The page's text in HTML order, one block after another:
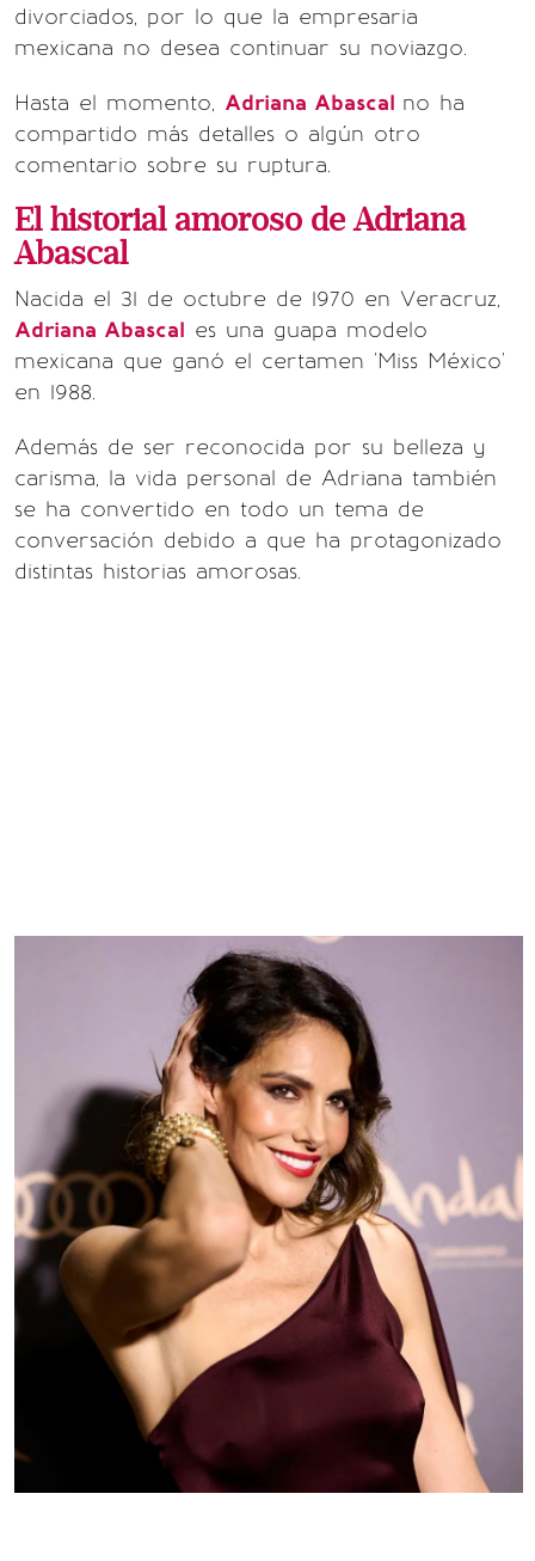
divorciados, por lo que la empresaria
mexicana no desea continuar su noviazgo.
Hasta el momento, Adriana Abascal no ha
compartido más detalles o algún otro
comentario sobre su ruptura.
El historial amoroso de Adriana
Abascal
Nacida el 31 de octubre de 1970 en Veracruz,
Adriana Abascal es una guapa modelo
mexicana que ganó el certamen 'Miss México'
en 1988.
Además de ser reconocida por su belleza y
carisma, la vida personal de Adriana también
se ha convertido en todo un tema de
conversación debido a que ha protagonizado
distintas historias amorosas.